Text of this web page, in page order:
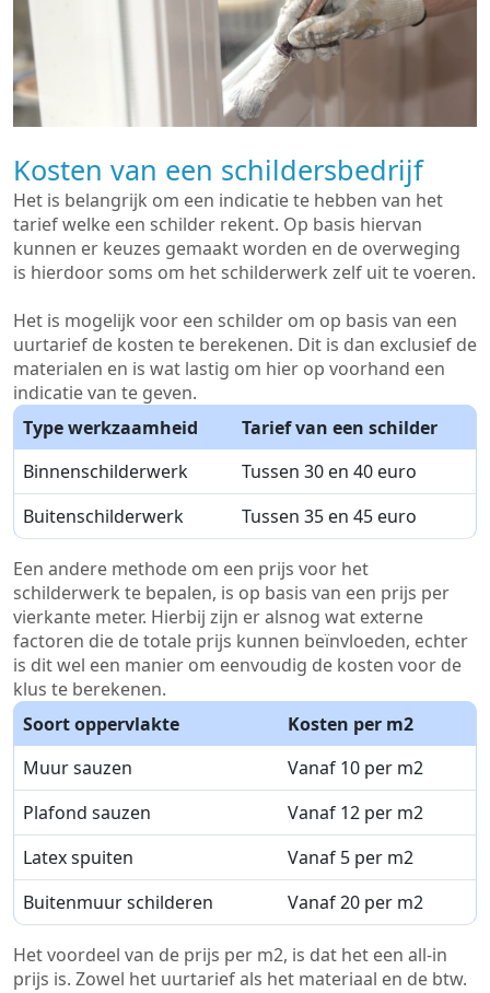
Kosten van een schildersbedrijf
Het is belangrijk om een indicatie te hebben van het
tarief welke een schilder rekent. Op basis hiervan
kunnen er keuzes gemaakt worden en de overweging
is hierdoor soms om het schilderwerk zelf uit te voeren.
Het is mogelijk voor een schilder om op basis van een
uurtarief de kosten te berekenen. Dit is dan exclusief de
materialen en is wat lastig om hier op voorhand een
indicatie van te geven.
Type werkzaamheid
Tarief van een schilder
Binnenschilderwerk
Tussen 30 en 40 euro
Buitenschilderwerk
Tussen 35 en 45 euro
Een andere methode om een prijs voor het
schilderwerk te bepalen, is op basis van een prijs per
vierkante meter. Hierbij zijn er alsnog wat externe
factoren die de totale prijs kunnen beïnvloeden, echter
is dit wel een manier om eenvoudig de kosten voor de
klus te berekenen.
Soort oppervlakte
Kosten per m2
Muur sauzen
Vanaf 10 per m2
Plafond sauzen
Vanaf 12 per m2
Latex spuiten
Vanaf 5 per m2
Buitenmuur schilderen
Vanaf 20 per m2
Het voordeel van de prijs per m2, is dat het een all-in
prijs is. Zowel het uurtarief als het materiaal en de btw.